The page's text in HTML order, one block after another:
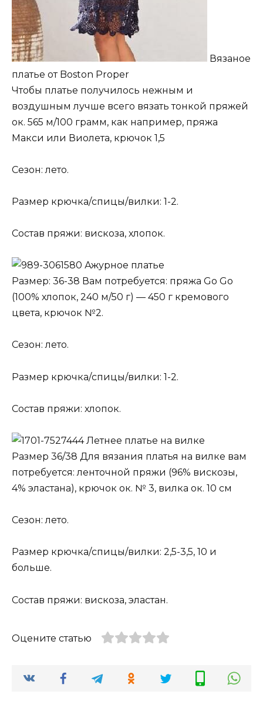
Вязаное
платье от Boston Proper
Чтобы платье получилось нежным и
воздушным лучше всего вязать тонкой пряжей
ок. 565 м/100 грамм, как например, пряжа
Макси или Виолета, крючок 1,5
Сезон: лето.
Размер крючка/спицы/вилки: 1-2.
Состав пряжи: вискоза, хлопок.
Ажурное платье
Размер: 36-38 Вам потребуется: пряжа Go Go
(100% хлопок, 240 м/50 г) — 450 г кремового
цвета, крючок №2.
Сезон: лето.
Размер крючка/спицы/вилки: 1-2.
Состав пряжи: хлопок.
Летнее платье на вилке
Размер 36/38 Для вязания платья на вилке вам
потребуется: ленточной пряжи (96% вискозы,
4% эластана), крючок ок. № 3, вилка ок. 10 см
Сезон: лето.
Размер крючка/спицы/вилки: 2,5-3,5, 10 и
больше.
Состав пряжи: вискоза, эластан.
Оцените статью